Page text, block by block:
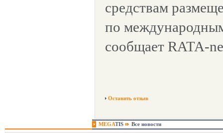
средствам
по
сообщает RATA-
Оставить отзыв
MEGATIS Все новости